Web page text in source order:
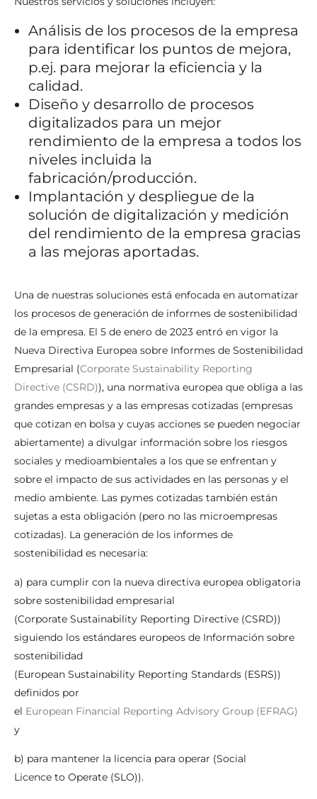
Análisis de los procesos de la empresa
para identificar los puntos de mejora,
p.ej. para mejorar la eficiencia y la
calidad.
Diseño y desarrollo de procesos
digitalizados para un mejor
rendimiento de la empresa a todos los
niveles incluida la
fabricación/producción.
Implantación y despliegue de la
solución de digitalización y medición
del rendimiento de la empresa gracias
a las mejoras aportadas.
Una de nuestras soluciones está enfocada en automatizar
los procesos de generación de informes de sostenibilidad
de la empresa. El 5 de enero de 2023 entró en vigor la
Nueva Directiva Europea sobre Informes de Sostenibilidad
Empresarial (Corporate Sustainability Reporting
Directive (CSRD)), una normativa europea que obliga a las
grandes empresas y a las empresas cotizadas (empresas
que cotizan en bolsa y cuyas acciones se pueden negociar
abiertamente) a divulgar información sobre los riesgos
sociales y medioambientales a los que se enfrentan y
sobre el impacto de sus actividades en las personas y el
medio ambiente. Las pymes cotizadas también están
sujetas a esta obligación (pero no las microempresas
cotizadas). La generación de los informes de
sostenibilidad es necesaria:
a) para cumplir con la nueva directiva europea obligatoria
sobre sostenibilidad empresarial
(Corporate Sustainability Reporting Directive (CSRD))
siguiendo los estándares europeos de Información sobre
sostenibilidad
(European Sustainability Reporting Standards (ESRS))
definidos por
el European Financial Reporting Advisory Group (EFRAG)
y
b) para mantener la licencia para operar (Social
Licence to Operate (SLO)).